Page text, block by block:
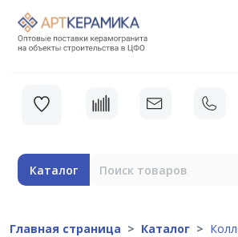
Каталог
Главная страница Каталог